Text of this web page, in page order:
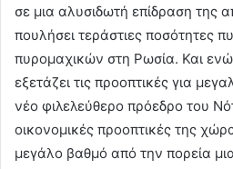
σε μια αλυσιδωτή επίδραση της
πουλήσει τεράστιες ποσότητες
πυρομαχικών στη Ρωσία. Και
εξετάζει τις προοπτικές για
νέο φιλελεύθερο πρόεδρο του
οικονομικές προοπτικές της
μεγάλο βαθμό από την πορεία